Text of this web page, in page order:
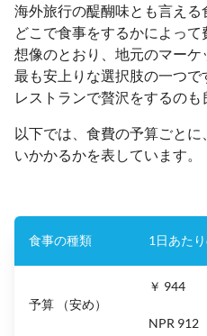
海外旅行の醍醐味とも言える
どこで食事をするかによっ
想像のとおり、地元のマー
最も安上りな選択肢の一つ
レストランで贅沢をするのも
以下では、食費の予算ごと
いかかるかを表しています。
食事の種類 1日あた
予算 （安め）
￥ 944
NPR 912